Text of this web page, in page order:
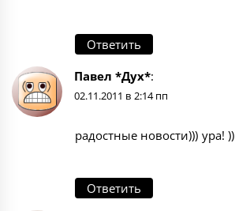
Ответить
Павел *Дух*:
02.11.2011 в 2:14 пп
радостные новости))) ура! ))
Ответить